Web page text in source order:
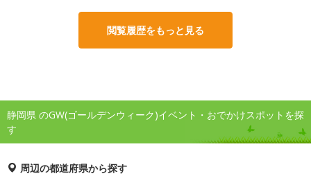
閲覧履歴をもっと見る
静岡県 のGW(ゴールデンウィーク)イベント・おでかけスポットを探
す
周辺の都道府県から探す